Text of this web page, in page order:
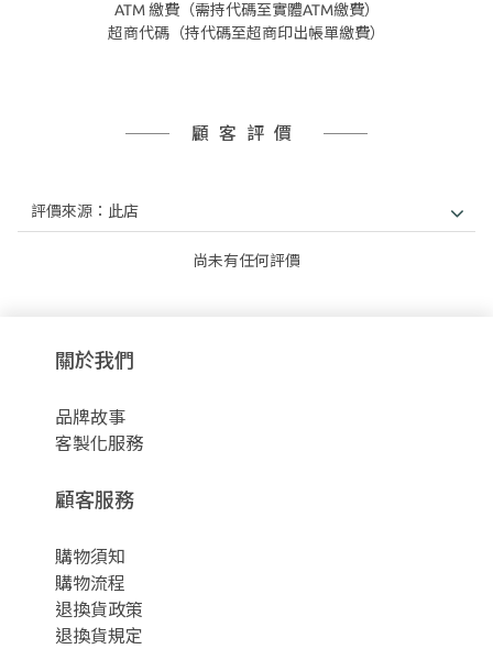
ATM 繳費（需持代碼至實體ATM繳費）
超商代碼（持代碼至超商印出帳單繳費）
顧客評價
尚未有任何評價
關於我們
品牌故事
客製化服務
顧客服務
購物須知
購物流程
退換貨政策
退換貨規定